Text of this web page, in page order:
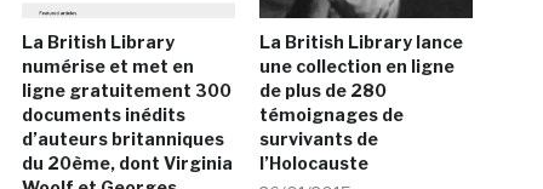
La British Library
numérise et met en
ligne gratuitement 300
documents inédits
d’auteurs britanniques
du 20ème, dont Virginia
La British Library lance
une collection en ligne
de plus de 280
témoignages de
survivants de
l’Holocauste